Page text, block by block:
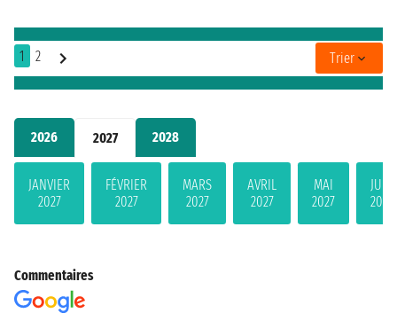
2026 2027 2028
JANVIER
2027
FÉVRIER
2027
MARS
2027
AVRIL
2027
MAI
2027
JUIN
2027
1 2 Trier
Commentaires